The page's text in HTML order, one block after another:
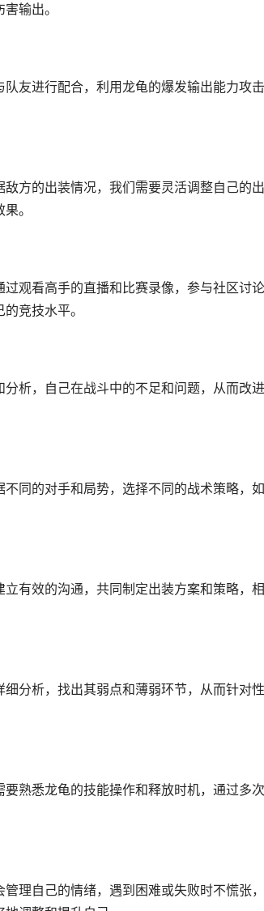
输出。
友进行配合，利用龙龟的爆发输出能力攻
方的出装情况，我们需要灵活调整自己的
。
观看高手的直播和比赛录像，参与社区讨
竞技水平。
析，自己在战斗中的不足和问题，从而改
同的对手和局势，选择不同的战术策略，
有效的沟通，共同制定出装方案和策略，
分析，找出其弱点和薄弱环节，从而针对
熟悉龙龟的技能操作和释放时机，通过多
理自己的情绪，遇到困难或失败时不慌张